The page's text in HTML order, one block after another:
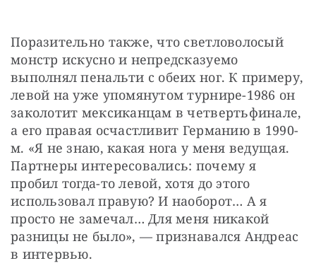
Поразительно также, что светловолосый
монстр искусно и непредсказуемо
выполнял пенальти с обеих ног. К примеру,
левой на уже упомянутом турнире-1986 он
заколотит мексиканцам в четвертьфинале,
а его правая осчастливит Германию в 1990-
м. «Я не знаю, какая нога у меня ведущая.
Партнеры интересовались: почему я
пробил тогда-то левой, хотя до этого
использовал правую? И наоборот… А я
просто не замечал… Для меня никакой
разницы не было», — признавался Андреас
в интервью.